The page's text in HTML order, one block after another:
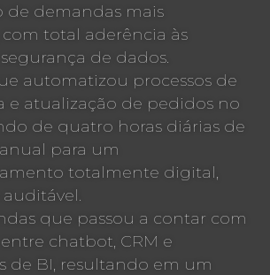
de demandas mais
com total aderência às
de dados.
automatizou processos de
e atualização de pedidos no
de quatro horas diárias de
para um
totalmente digital,
auditável.
que passou a contar com
chatbot, CRM e
de BI, resultando em um